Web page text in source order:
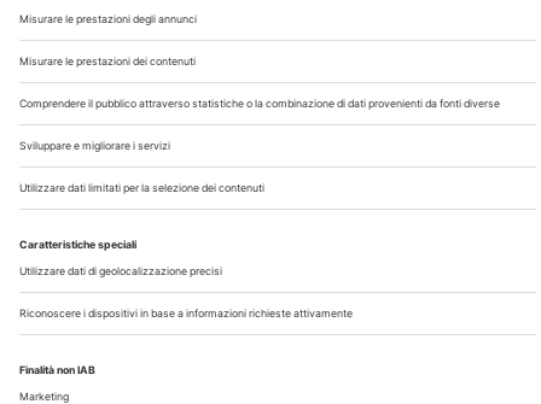
Chi Siamo
Contatti
Note Legali
Privacy
©2026 Edra S.p.a | www.edraspa.it | P.iva 08056040960
| Tel. 02/881841 | Sede legale: Viale Enrico Forlanini 21 -
20134 Milano (Italy)